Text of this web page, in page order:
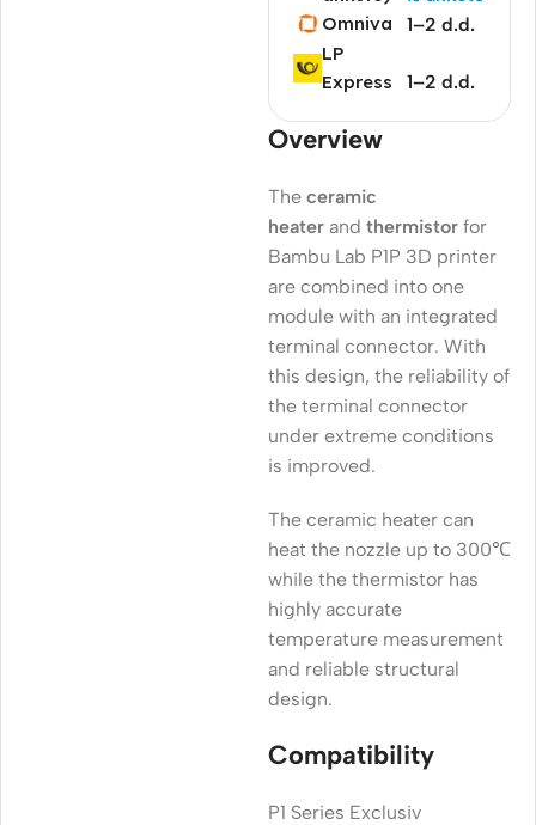
Omniva
1–2 d.d.
LP
Express
1–2 d.d.
Overview
The ceramic
heater and thermistor for
Bambu Lab P1P 3D printer
are combined into one
module with an integrated
terminal connector. With
this design, the reliability of
the terminal connector
under extreme conditions
is improved.
The ceramic heater can
heat the nozzle up to 300℃
while the thermistor has
highly accurate
temperature measurement
and reliable structural
design.
Compatibility
P1 Series Exclusiv